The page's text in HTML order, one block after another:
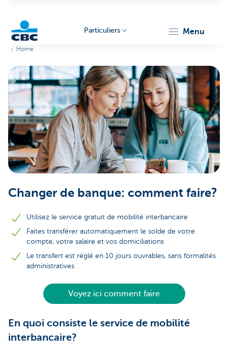
Particuliers menu
Home
Changer de banque: comment faire?
Utilisez le service gratuit de mobilité interbancaire
Faites transférer automatiquement le solde de votre
compte, votre salaire et vos domiciliations
Le transfert est réglé en 10 jours ouvrables, sans formalités
administratives
Voyez ici comment faire
En quoi consiste le service de mobilité
interbancaire?